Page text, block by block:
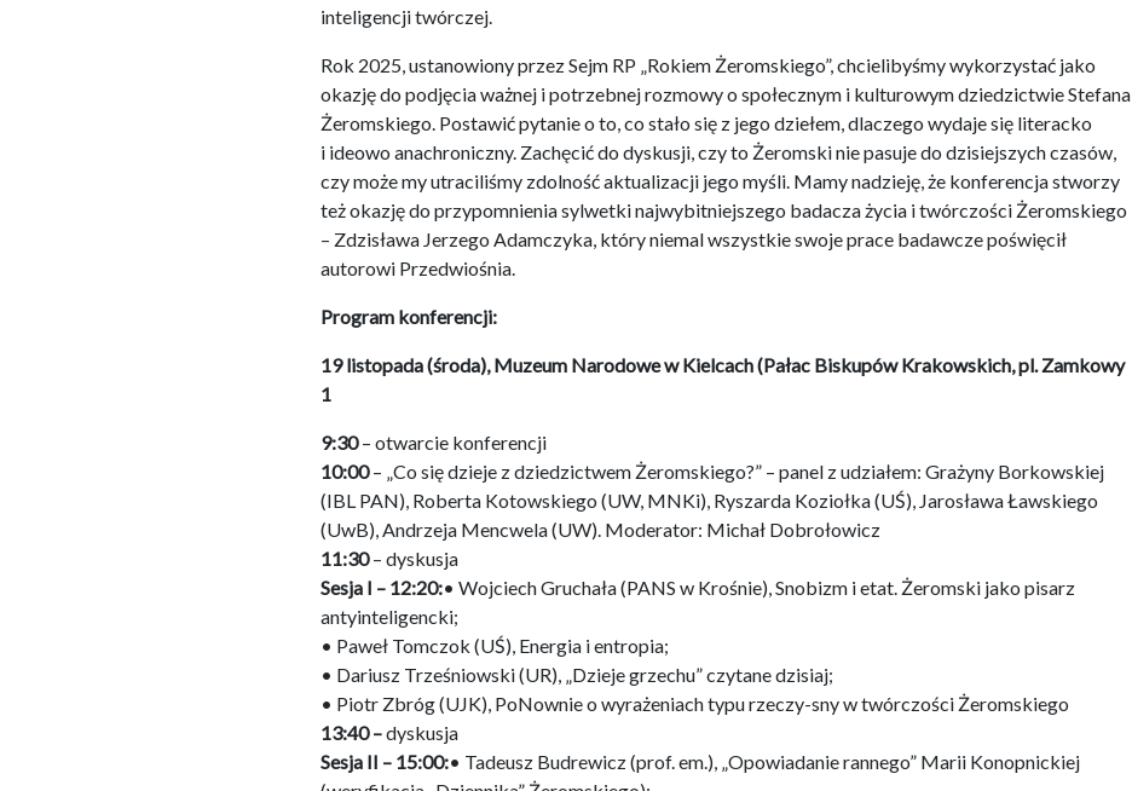
inteligencji twórczej.
Rok 2025, ustanowiony przez Sejm RP „Rokiem Żeromskiego”, chcielibyśmy wykorzystać jako
okazję do podjęcia ważnej i potrzebnej rozmowy o społecznym i kulturowym dziedzictwie Stefana
Żeromskiego. Postawić pytanie o to, co stało się z jego dziełem, dlaczego wydaje się literacko
i ideowo anachroniczny. Zachęcić do dyskusji, czy to Żeromski nie pasuje do dzisiejszych czasów,
czy może my utraciliśmy zdolność aktualizacji jego myśli. Mamy nadzieję, że konferencja stworzy
też okazję do przypomnienia sylwetki najwybitniejszego badacza życia i twórczości Żeromskiego
– Zdzisława Jerzego Adamczyka, który niemal wszystkie swoje prace badawcze poświęcił
autorowi Przedwiośnia.
Program konferencji:
19 listopada (środa), Muzeum Narodowe w Kielcach (Pałac Biskupów Krakowskich, pl. Zamkowy
1
9:30– otwarcie konferencji
10:00– „Co się dzieje z dziedzictwem Żeromskiego?” – panel z udziałem: Grażyny Borkowskiej
(IBL PAN), Roberta Kotowskiego (UW, MNKi), Ryszarda Koziołka (UŚ), Jarosława Ławskiego
(UwB), Andrzeja Mencwela (UW). Moderator: Michał Dobrołowicz
11:30– dyskusja
Sesja I – 12:20:• Wojciech Gruchała (PANS w Krośnie), Snobizm i etat. Żeromski jako pisarz
antyinteligencki;
• Paweł Tomczok (UŚ), Energia i entropia;
• Dariusz Trześniowski (UR), „Dzieje grzechu” czytane dzisiaj;
• Piotr Zbróg (UJK), PoNownie o wyrażeniach typu rzeczy-sny w twórczości Żeromskiego
13:40 –dyskusja
Sesja II – 15:00:• Tadeusz Budrewicz (prof. em.), „Opowiadanie rannego” Marii Konopnickiej